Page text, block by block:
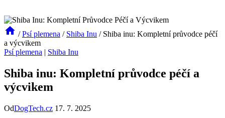
/ Psí plemena / Shiba Inu / Shiba inu: Kompletní průvodce péčí
a výcvikem
Psí plemena | Shiba Inu
Shiba inu: Kompletní průvodce péčí a
výcvikem
OdDogTech.cz 17. 7. 2025